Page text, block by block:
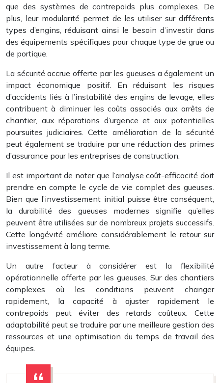
que des systèmes de contrepoids plus complexes. De
plus, leur modularité permet de les utiliser sur différents
types d’engins, réduisant ainsi le besoin d’investir dans
des équipements spécifiques pour chaque type de grue ou
de portique.
La sécurité accrue offerte par les gueuses a également un
impact économique positif. En réduisant les risques
d’accidents liés à l’instabilité des engins de levage, elles
contribuent à diminuer les coûts associés aux arrêts de
chantier, aux réparations d’urgence et aux potentielles
poursuites judiciaires. Cette amélioration de la sécurité
peut également se traduire par une réduction des primes
d’assurance pour les entreprises de construction.
Il est important de noter que l’analyse coût-efficacité doit
prendre en compte le cycle de vie complet des gueuses.
Bien que l’investissement initial puisse être conséquent,
la durabilité des gueuses modernes signifie qu’elles
peuvent être utilisées sur de nombreux projets successifs.
Cette longévité améliore considérablement le retour sur
investissement à long terme.
Un autre facteur à considérer est la flexibilité
opérationnelle offerte par les gueuses. Sur des chantiers
complexes où les conditions peuvent changer
rapidement, la capacité à ajuster rapidement le
contrepoids peut éviter des retards coûteux. Cette
adaptabilité peut se traduire par une meilleure gestion des
ressources et une optimisation du temps de travail des
équipes.